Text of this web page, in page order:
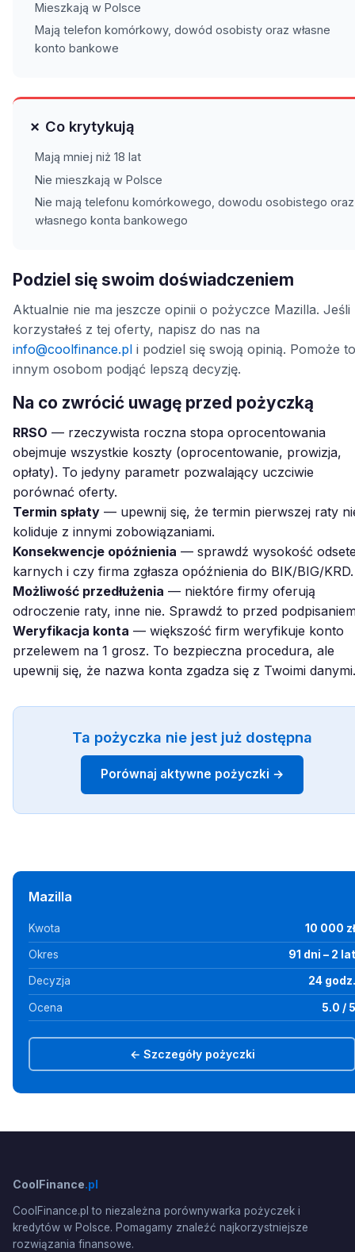
Mieszkają w Polsce
Mają telefon komórkowy, dowód osobisty oraz własne
konto bankowe
✗ Co krytykują
Mają mniej niż 18 lat
Nie mieszkają w Polsce
Nie mają telefonu komórkowego, dowodu osobistego oraz
własnego konta bankowego
Podziel się swoim doświadczeniem
Aktualnie nie ma jeszcze opinii o pożyczce Mazilla. Jeśli
korzystałeś z tej oferty, napisz do nas na
info@coolfinance.pl i podziel się swoją opinią. Pomoże to
innym osobom podjąć lepszą decyzję.
Na co zwrócić uwagę przed pożyczką
RRSO — rzeczywista roczna stopa oprocentowania
obejmuje wszystkie koszty (oprocentowanie, prowizja,
opłaty). To jedyny parametr pozwalający uczciwie
porównać oferty.
Termin spłaty — upewnij się, że termin pierwszej raty
koliduje z innymi zobowiązaniami.
Konsekwencje opóźnienia — sprawdź wysokość
karnych i czy firma zgłasza opóźnienia do BIK/BIG/KRD.
Możliwość przedłużenia — niektóre firmy oferują
odroczenie raty, inne nie. Sprawdź to przed
Weryfikacja konta — większość firm weryfikuje konto
przelewem na 1 grosz. To bezpieczna procedura, ale
upewnij się, że nazwa konta zgadza się z Twoimi danymi.
Ta pożyczka nie jest już dostępna
Porównaj aktywne pożyczki →
Mazilla
Kwota 10 000 zł
Okres 91 dni – 2 lat
Decyzja 24 godz.
Ocena 5.0 / 5
← Szczegóły pożyczki
CoolFinance.pl
CoolFinance.pl to niezależna porównywarka pożyczek i
kredytów w Polsce. Pomagamy znaleźć najkorzystniejsze
rozwiązania finansowe.